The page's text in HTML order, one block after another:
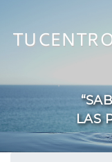
LAS
“QUE